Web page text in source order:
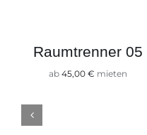
Raumtrenner 05
ab 45,00 € mieten